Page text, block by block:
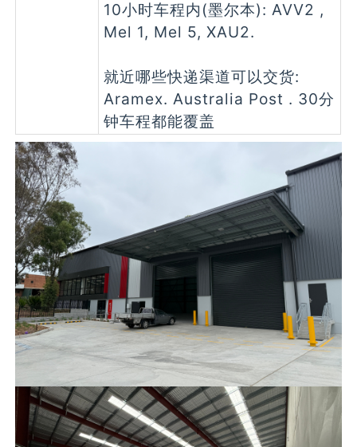
10小时车程内(墨尔本): AVV2 ,
Mel 1, Mel 5, XAU2.
就近哪些快递渠道可以交货:
Aramex. Australia Post . 30分
钟车程都能覆盖